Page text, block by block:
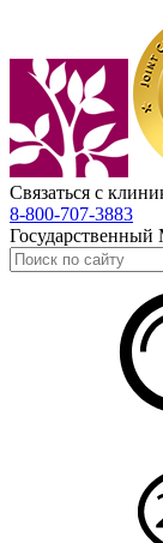
Связаться с
8-800-707-3883